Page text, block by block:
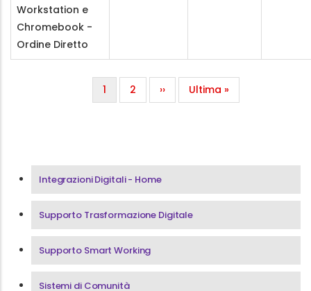
Workstation e
Chromebook -
Ordine Diretto
PaginazionePagina attuale
1 Page
2 Pagina successiva
›› Ultima pagina
Ultima »
Menu Area Integrazioni Digitali
Integrazioni Digitali - Home
Supporto Trasformazione Digitale
Supporto Smart Working
Sistemi di Comunità